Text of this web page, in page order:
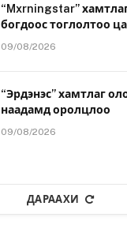
“Mxrningstar”
богдоос тоглолтоо
09/08/2026
“Эрдэнэс” хамтлаг
наадамд оролцлоо
09/08/2026
ДАРААХИ